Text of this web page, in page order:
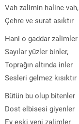
Vah zalimin haline vah,
Çehre ve surat asıktır
Hani o gaddar zalimler
Sayılar yüzler binler,
Toprağın altında inler
Sesleri gelmez kısıktır
Bütün bu olup bitenler
Dost elbisesi giyenler
Ey eski yeni zalimler